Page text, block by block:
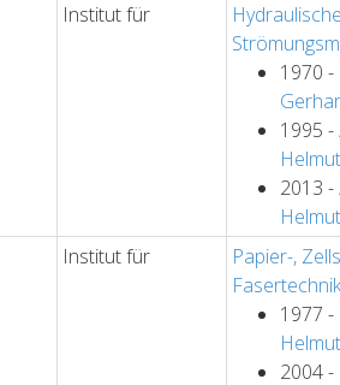
Institut für
1970
1995 -
Helmut
2013 -
Helmut
Institut für
Papier-,
Fasertechnik
1977
Helmut
2004